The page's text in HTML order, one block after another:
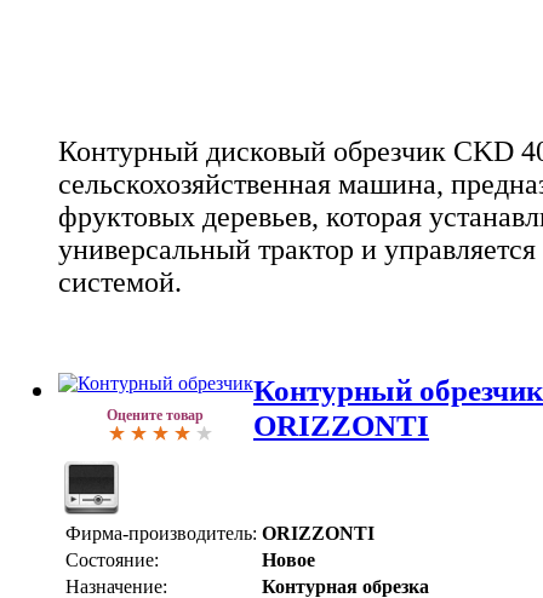
Контурный дисковый обрезчик CKD
сельскохозяйственная машина,
фруктовых деревьев, которая
универсальный трактор и
системой.
Оцените товар
Контурный
ORIZZONTI
Фирма-производитель: ORIZZONTI
Состояние:
Новое
Назначение:
Контурная обрезка